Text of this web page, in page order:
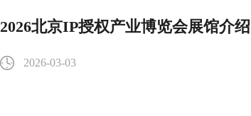
2026北京IP授权产业博览会展馆介绍
2026-03-03